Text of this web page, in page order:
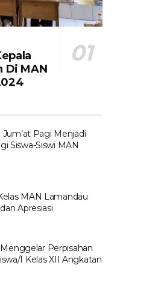
Di MAN
Jum’at Pagi Menjadi
Siswa-Siswi MAN
MAN Lamandau
Apresiasi
Perpisahan
I Kelas XII Angkatan